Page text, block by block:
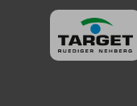
Hauptnavigation